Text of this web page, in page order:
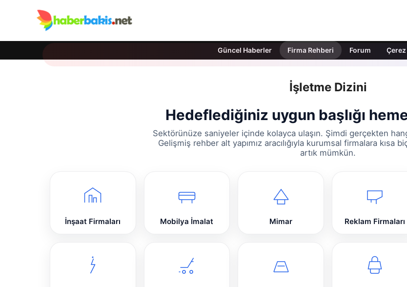
Güncel Haberler Firma Rehberi Forum
İşletme Dizini
Hedeflediğiniz uygun başlığı
Sektörünüze saniyeler içinde kolayca ulaşın. Şimdi gerçekten
Gelişmiş rehber alt yapımız aracılığıyla kurumsal firmalara kısa
artık mümkün.
İnşaat Firmaları Mobilya İmalat Mimar Reklam Firmaları